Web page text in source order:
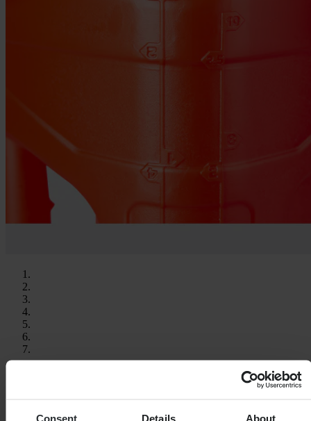
Consent Details About